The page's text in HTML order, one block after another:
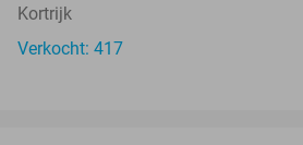
Kortrijk
Verkocht: 417